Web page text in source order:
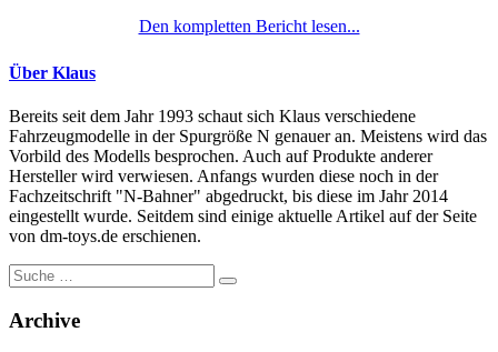
Den kompletten Bericht lesen...
Über Klaus
Bereits seit dem Jahr 1993 schaut sich Klaus verschiedene
Fahrzeugmodelle in der Spurgröße N genauer an. Meistens wird das
Vorbild des Modells besprochen. Auch auf Produkte anderer
Hersteller wird verwiesen. Anfangs wurden diese noch in der
Fachzeitschrift "N-Bahner" abgedruckt, bis diese im Jahr 2014
eingestellt wurde. Seitdem sind einige aktuelle Artikel auf der Seite
von dm-toys.de erschienen.
Suche
nach:
Archive